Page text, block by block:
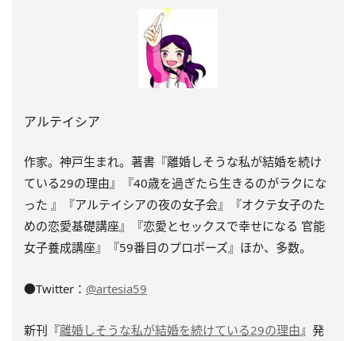
アルテイシア
作家。神戸生まれ。著書『離婚しそうな私が結婚を続け
ている29の理由』『40歳を過ぎたら生きるのがラクにな
った 』『アルテイシアの夜の女子会』『オクテ女子のた
めの恋愛基礎講座』『恋愛とセックスで幸せになる 官能
女子養成講座』『59番目のプロポーズ』ほか、多数。
●Twitter： @artesia59
新刊『離婚しそうな私が結婚を続けている29の理由 』発